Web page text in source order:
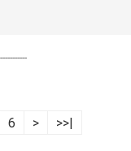
6 > >>|